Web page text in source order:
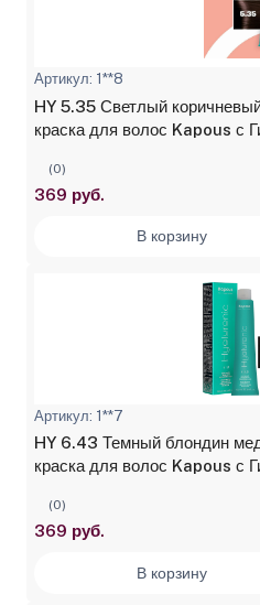
Артикул: 1**8
HY 5.35 Светлый
краска для волос Kapous с
(0)
369 руб.
В корзину
Артикул: 1**7
HY 6.43 Темный блондин
краска для волос Kapous с
(0)
369 руб.
В корзину